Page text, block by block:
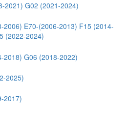
2021) G02 (2021-2024)
2006) E70-(2006-2013) F15 (2014-
(2022-2024)
2018) G06 (2018-2022)
2025)
2017)